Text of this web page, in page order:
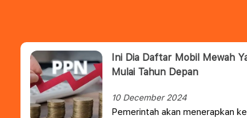
Ini Dia Daftar Mobil Mewah
Mulai Tahun Depan
10 December 2024
Pemerintah akan menerapkan